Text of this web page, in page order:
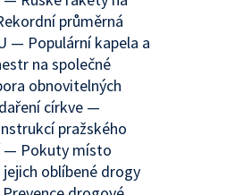
průměrná
— Populární kapela a
na společné
obnovitelných
církve —
pražského
— Pokuty místo
oblíbené drogy